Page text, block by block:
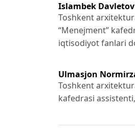
Islambek Davletov
Toshkent
“Menejment”
iqtisodiyot fanlari
Ulmasjon
Toshkent
kafedrasi assistenti,